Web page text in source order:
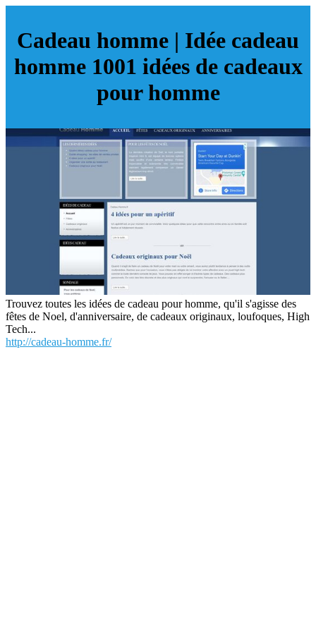
Cadeau homme | Idée cadeau
homme 1001 idées de cadeaux
pour homme
Trouvez toutes les idées de cadeau pour homme, qu'il s'agisse des
fêtes de Noel, d'anniversaire, de cadeaux originaux, loufoques, High
Tech...
http://cadeau-homme.fr/